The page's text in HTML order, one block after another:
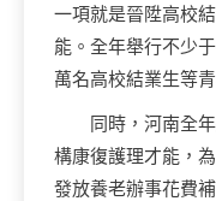
一項就是晉陞高校
能。全年舉行不少
萬名高校結業生等
同時，河南全
構康復護理才能，
發放養老辦事花費